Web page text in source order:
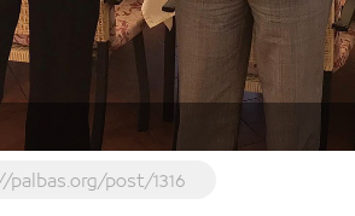
palbas.org/post/1316